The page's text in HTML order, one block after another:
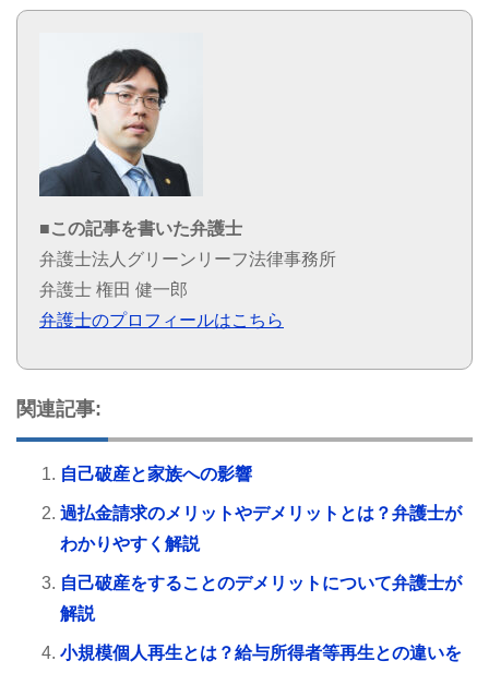
■この記事を書いた弁護士
弁護士法人グリーンリーフ法律事務所
弁護士 権田 健一郎
弁護士のプロフィールはこちら
関連記事:
自己破産と家族への影響
過払金請求のメリットやデメリットとは？弁護士が
わかりやすく解説
自己破産をすることのデメリットについて弁護士が
解説
小規模個人再生とは？給与所得者等再生との違いを